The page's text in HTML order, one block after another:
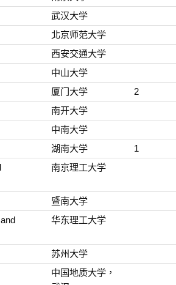
武汉大学
北京师范大学
西安交通大学
中山大学
厦门大学 2
南开大学
中南大学
湖南大学
1
南京理工大学
暨南大学
华东理工大学
苏州大学
中国地质大学，